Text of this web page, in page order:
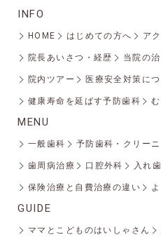
INFO
HOME はじめての方へ ア
院長あいさつ・経歴 当院の
院内ツアー 医療安全対策に
健康寿命を延ばす予防歯科
MENU
一般歯科 予防歯科・クリー
歯周病治療 口腔外科 入れ
保険治療と自費治療の違い
GUIDE
ママとこどものはいしゃさん